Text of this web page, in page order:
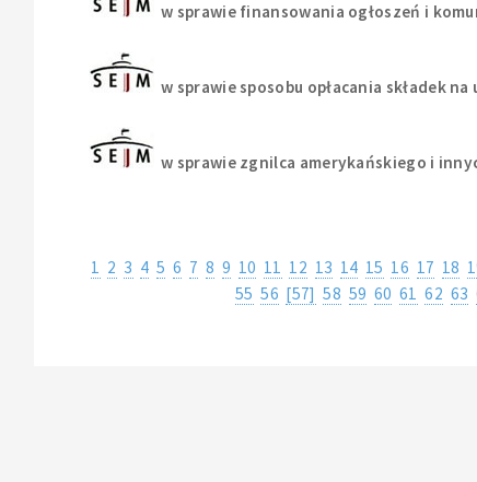
w sprawie finansowania ogłoszeń i
w sprawie sposobu opłacania składek
w sprawie zgnilca amerykańskiego i
1 2 3 4 5 6 7 8 9 10 11 12 13 14 15 16 17 18
55 56 [57] 58 59 60 61 62 63